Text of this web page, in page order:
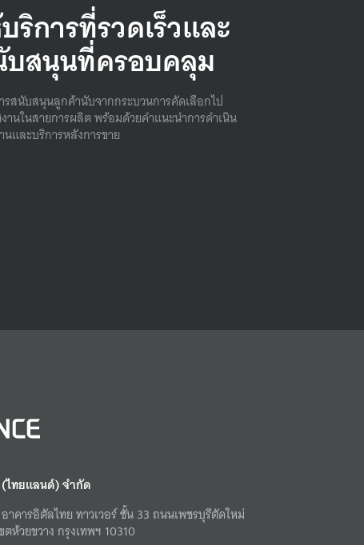
ริการที่รวดเร็วและ
บสนุนที่ครอบคลุม
ารสนับสนุนลูกค้านับจากกระบวนการคัดเลือกไป
านในสายการผลิต พร้อมด้วยคําแนะนําการดําเนิน
และบริการหลังการขาย
ไทยแลนด์) จำกัด
าคารอิตัลไทย ทาวเวอร์ ชั้น 33 ถนนเพชรบุรีตัดใหม่
ตห้วยขวาง กรุงเทพฯ 10310